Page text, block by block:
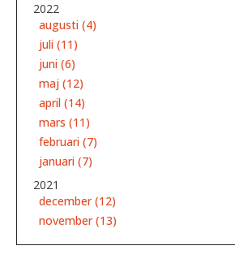
2022
augusti (4)
juli (11)
juni (6)
maj (12)
april (14)
mars (11)
februari (7)
januari (7)
2021
december (12)
november (13)